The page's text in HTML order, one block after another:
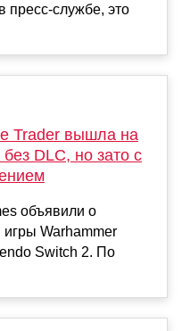
пресс-службе, это
Trader вышла на
DLC, но зато с
объявили о
Warhammer
Switch 2. По